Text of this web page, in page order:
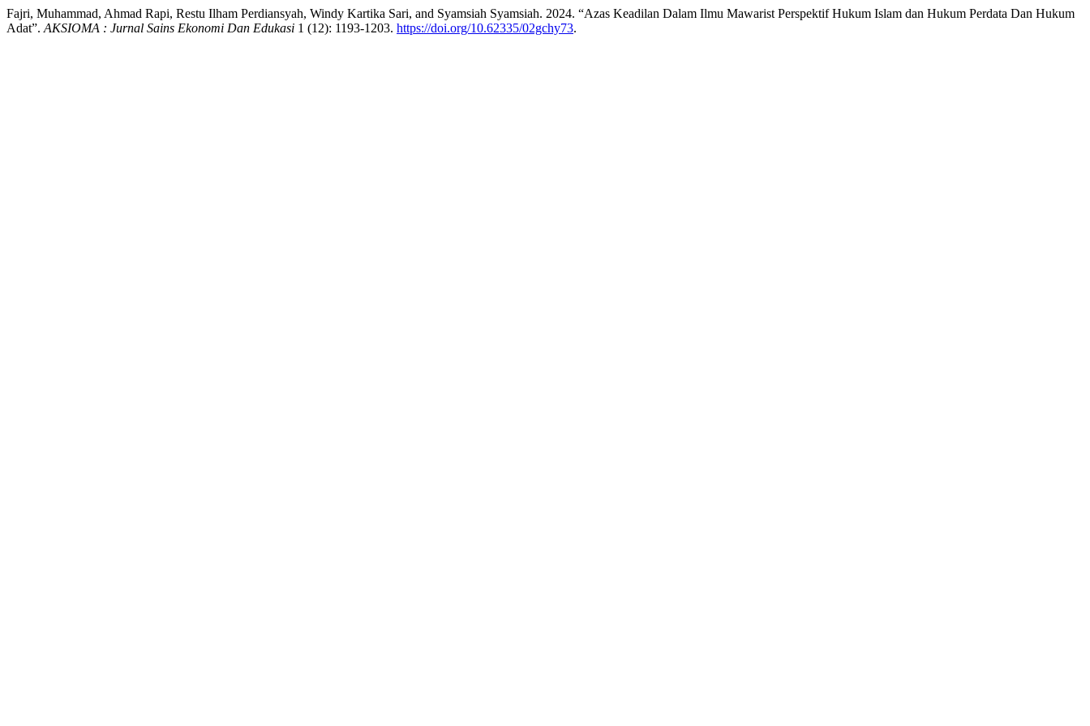
Fajri, Muhammad, Ahmad Rapi, Restu Ilham Perdiansyah, Windy Kartika Sari, and Syamsiah Syamsiah. 2024. “Azas Keadilan Dalam Ilmu Mawarist Perspektif Hukum Islam dan Hukum Perdata Dan Hukum
Adat”. AKSIOMA : Jurnal Sains Ekonomi Dan Edukasi 1 (12): 1193-1203. https://doi.org/10.62335/02gchy73.